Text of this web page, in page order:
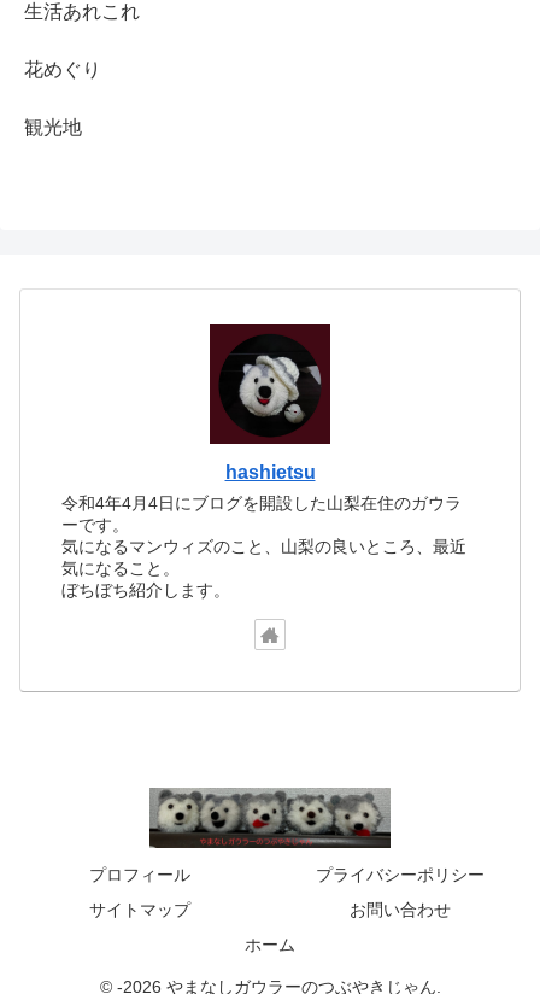
生活あれこれ
花めぐり
観光地
hashietsu
令和4年4月4日にブログを開設した山梨在住のガウラ
ーです。
気になるマンウィズのこと、山梨の良いところ、最近
気になること。
ぼちぼち紹介します。
プロフィール
プライバシーポリシー
サイトマップ
お問い合わせ
ホーム
© -2026 やまなしガウラーのつぶやきじゃん.